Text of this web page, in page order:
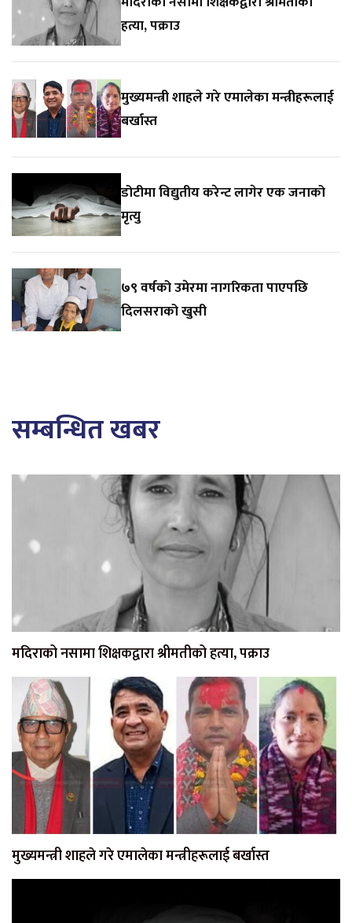
हत्या, पक्राउ
मुख्यमन्त्री शाहले गरे एमालेका मन्त्रीहरूलाई
बर्खास्त
डोटीमा विद्युतीय करेन्ट लागेर एक जनाको
मृत्यु
७९ वर्षको उमेरमा नागरिकता पाएपछि
दिलसराको खुसी
सम्बन्धित खबर
मदिराको नसामा शिक्षकद्वारा श्रीमतीको हत्या, पक्राउ
मुख्यमन्त्री शाहले गरे एमालेका मन्त्रीहरूलाई बर्खास्त